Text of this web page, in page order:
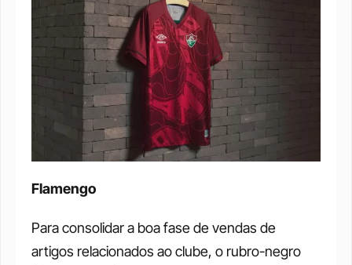
Flamengo
Para consolidar a boa fase de vendas de
artigos relacionados ao clube, o rubro-negro